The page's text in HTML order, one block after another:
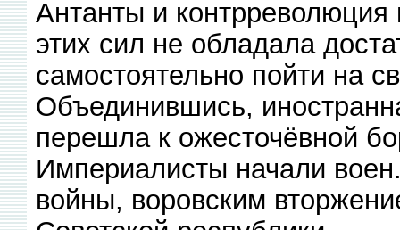
Антанты и
этих сил не обладала
самостоятельно пойти на
Объединившись,
перешла к ожесточёвной
Империалисты начали
войны, воровским